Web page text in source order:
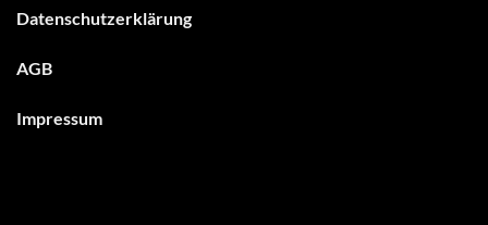
Datenschutzerklärung
AGB
Impressum